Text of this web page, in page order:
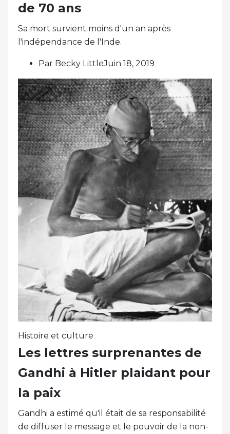
de 70 ans
Sa mort survient moins d'un an après
l'indépendance de l'Inde.
Par Becky LittleJuin 18, 2019
Histoire et culture
Les lettres surprenantes de
Gandhi à Hitler plaidant pour
la paix
Gandhi a estimé qu'il était de sa responsabilité
de diffuser le message et le pouvoir de la non-